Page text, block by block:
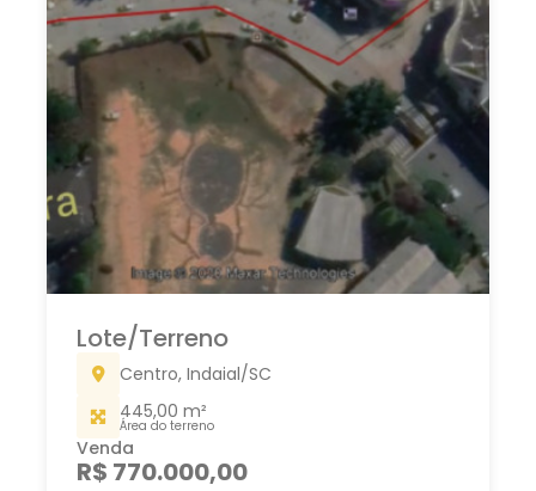
Lote/Terreno
Warnow, Indaial/SC
958,08 m²
Área do terreno
Venda
R$ 735.000,00